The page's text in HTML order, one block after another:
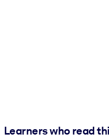
Learners who read